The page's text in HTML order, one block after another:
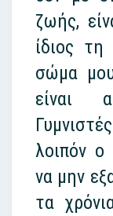
ζωής,
ίδιος
σώμα
είναι
λοιπόν
να μην
τα